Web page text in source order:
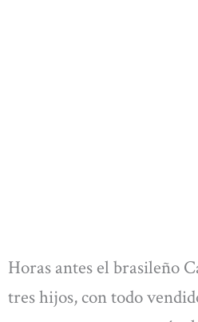
Horas antes el brasileño
tres hijos, con todo